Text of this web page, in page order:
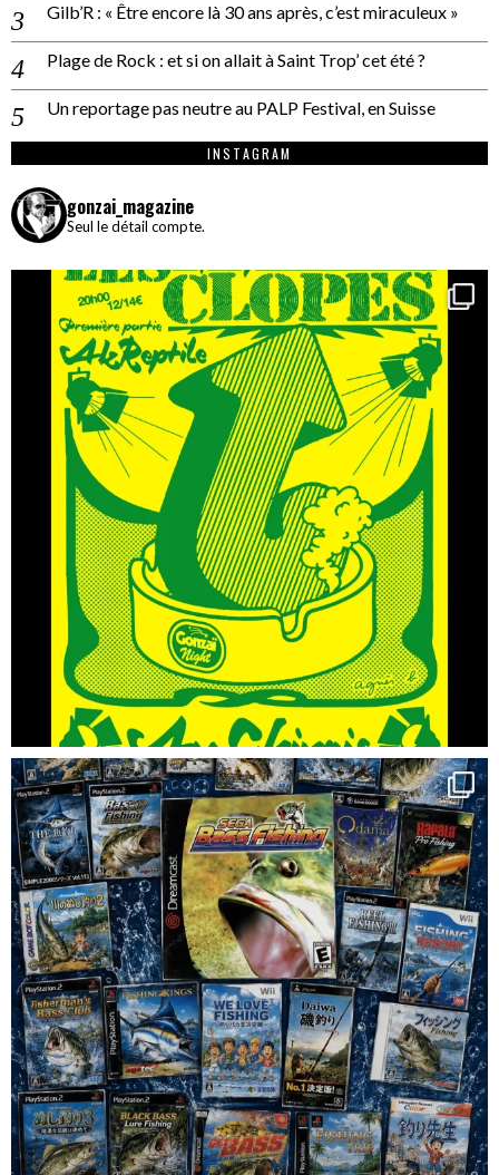
Gilb’R : « Être encore là 30 ans après, c’est miraculeux »
Plage de Rock : et si on allait à Saint Trop’ cet été ?
Un reportage pas neutre au PALP Festival, en Suisse
INSTAGRAM
gonzai_magazine
Seul le détail compte.